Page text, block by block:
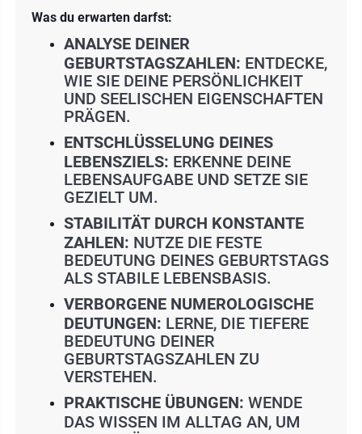
Was du erwarten darfst:
ANALYSE DEINER
GEBURTSTAGSZAHLEN: ENTDECKE,
WIE SIE DEINE PERSÖNLICHKEIT
UND SEELISCHEN EIGENSCHAFTEN
PRÄGEN.
ENTSCHLÜSSELUNG DEINES
LEBENSZIELS: ERKENNE DEINE
LEBENSAUFGABE UND SETZE SIE
GEZIELT UM.
STABILITÄT DURCH KONSTANTE
ZAHLEN: NUTZE DIE FESTE
BEDEUTUNG DEINES GEBURTSTAGS
ALS STABILE LEBENSBASIS.
VERBORGENE NUMEROLOGISCHE
DEUTUNGEN: LERNE, DIE TIEFERE
BEDEUTUNG DEINER
GEBURTSTAGSZAHLEN ZU
VERSTEHEN.
PRAKTISCHE ÜBUNGEN: WENDE
DAS WISSEN IM ALLTAG AN, UM